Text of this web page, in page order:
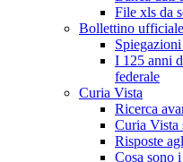
File xls da
Bollettino ufficiale
I 125 anni
federale
Curia Vista
Ricerca
Curia Vista
Risposte
Cosa sono